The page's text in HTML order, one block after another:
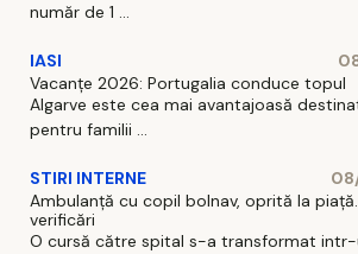
număr de 1 ...
IASI
Vacanțe 2026: Portugalia conduce topul
Algarve este cea mai avantajoasă
pentru familii ...
STIRI INTERNE
Ambulanță cu copil bolnav, oprită la
verificări
O cursă către spital s-a transformat